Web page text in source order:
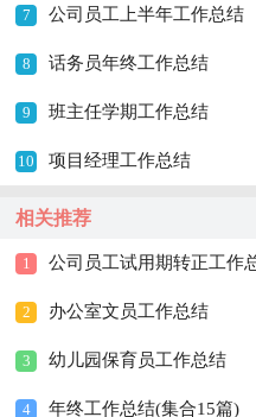
7 公司员工上半年工作总结
8 话务员年终工作总结
9 班主任学期工作总结
10 项目经理工作总结
相关推荐
1 公司员工试用期转正工作
2 办公室文员工作总结
3 幼儿园保育员工作总结
4 年终工作总结(集合15篇)